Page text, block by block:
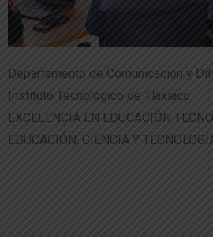
Departamento de Comunicación y
Instituto Tecnológico de Tlaxiaco
EXCELENCIA EN EDUCACIÓN
EDUCACIÓN, CIENCIA Y